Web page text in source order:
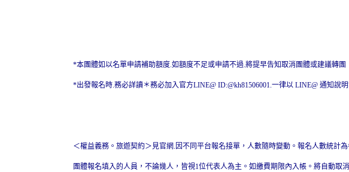
*本團體如以名單申請補助額度.如額度不足或申請不過.將提早告知取消團體或建議轉團
*出發報名時.務必詳讀＊務必加入官方LINE@ ID:@kh81506001.一律以 LINE@ 通知說
＜權益義務。旅遊契約＞見官網.因不同平台報名接單，人數隨時變動。報名人數統計
團體報名填入的人員，不論幾人，皆視1位代表人為主。如繳費期限內入帳。將自動